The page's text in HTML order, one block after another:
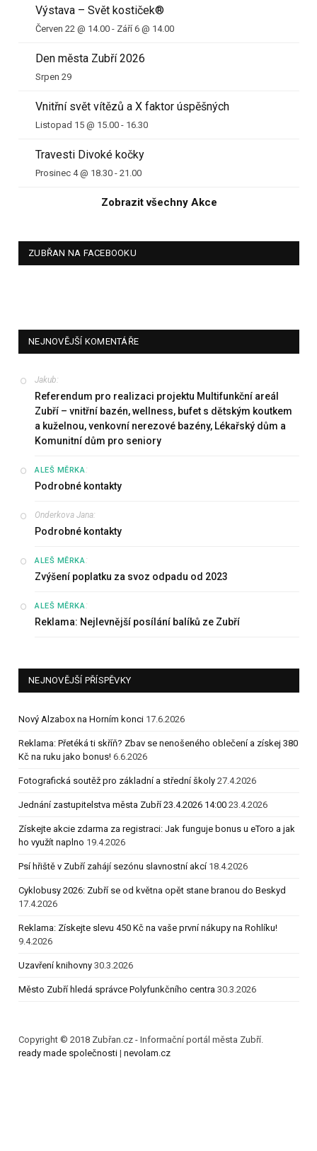
Výstava – Svět kostiček®
Červen 22 @ 14.00 - Září 6 @ 14.00
Den města Zubří 2026
Srpen 29
Vnitřní svět vítězů a X faktor úspěšných
Listopad 15 @ 15.00 - 16.30
Travesti Divoké kočky
Prosinec 4 @ 18.30 - 21.00
Zobrazit všechny Akce
ZUBŘAN NA FACEBOOKU
NEJNOVĚJŠÍ KOMENTÁŘE
Jakub:
Referendum pro realizaci projektu Multifunkční areál
Zubří – vnitřní bazén, wellness, bufet s dětským koutkem
a kuželnou, venkovní nerezové bazény, Lékařský dům a
Komunitní dům pro seniory
ALEŠ MĚRKA:
Podrobné kontakty
Onderkova Jana:
Podrobné kontakty
ALEŠ MĚRKA:
Zvýšení poplatku za svoz odpadu od 2023
ALEŠ MĚRKA:
Reklama: Nejlevnější posílání balíků ze Zubří
NEJNOVĚJŠÍ PŘÍSPĚVKY
Nový Alzabox na Horním konci 17.6.2026
Reklama: Přetéká ti skříň? Zbav se nenošeného oblečení a získej 380
Kč na ruku jako bonus! 6.6.2026
Fotografická soutěž pro základní a střední školy 27.4.2026
Jednání zastupitelstva města Zubří 23.4.2026 14:00 23.4.2026
Získejte akcie zdarma za registraci: Jak funguje bonus u eToro a jak
ho využít naplno 19.4.2026
Psí hřiště v Zubří zahájí sezónu slavnostní akcí 18.4.2026
Cyklobusy 2026: Zubří se od května opět stane branou do Beskyd
17.4.2026
Reklama: Získejte slevu 450 Kč na vaše první nákupy na Rohlíku!
9.4.2026
Uzavření knihovny 30.3.2026
Město Zubří hledá správce Polyfunkčního centra 30.3.2026
Copyright © 2018 Zubřan.cz - Informační portál města Zubří.
ready made společnosti | nevolam.cz